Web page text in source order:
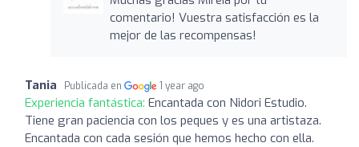
comentario! Vuestra satisfacción es la
mejor de las recompensas!
Tania Publicada en 1 year ago
Experiencia fantástica: Encantada con Nidori Estudio.
Tiene gran paciencia con los peques y es una artistaza.
Encantada con cada sesión que hemos hecho con ella.